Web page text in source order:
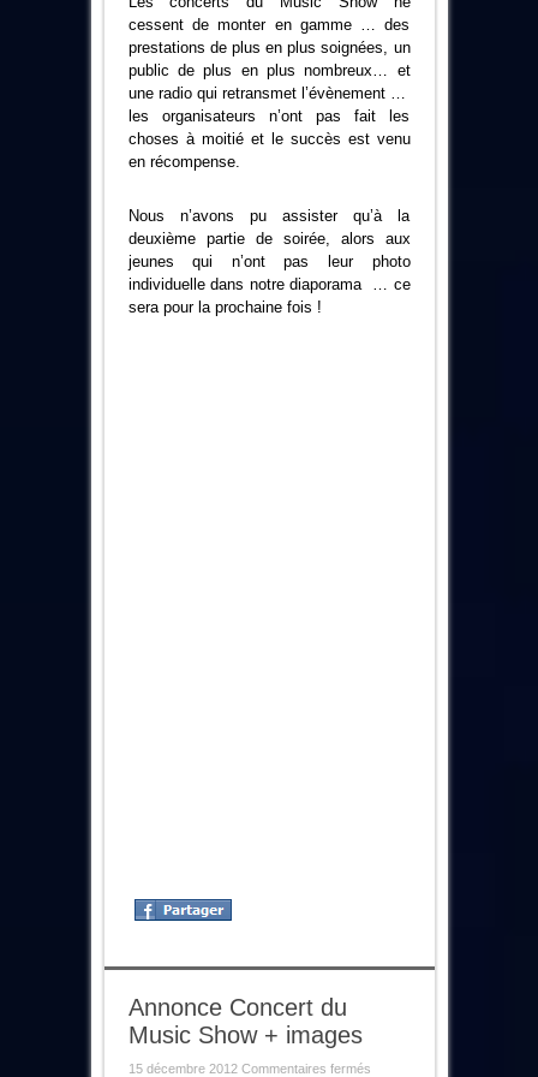
le
Music
cessent de monter en gamme … des
prestations de plus en plus soignées, un
public de plus en plus nombreux… et
une radio qui retransmet l’évènement …
les organisateurs n’ont pas fait les
choses à moitié et le succès est venu
en récompense.
Nous n’avons pu assister qu’à la
deuxième partie de soirée, alors aux
jeunes qui n’ont pas leur photo
individuelle dans notre diaporama … ce
sera pour la prochaine fois !
Annonce Concert du
Music Show + images
15 décembre 2012 Commentaires ferméssur